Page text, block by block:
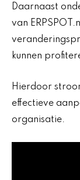
Daarnaast
van
kunnen
Hierdoor
effectieve
organisatie.